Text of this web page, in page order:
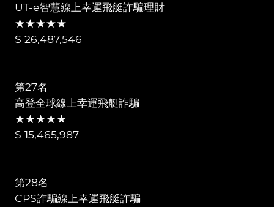
UT-e智慧線上幸運飛艇詐騙理財
★★★★★
$ 26,487,546
第27名
高登全球線上幸運飛艇詐騙
★★★★★
$ 15,465,987
第28名
CPS詐騙線上幸運飛艇詐騙